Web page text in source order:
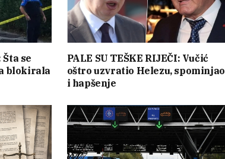
se
blokirala
PALE SU TEŠKE RIJEČI: Vučić
oštro uzvratio Helezu, spominjao
i hapšenje